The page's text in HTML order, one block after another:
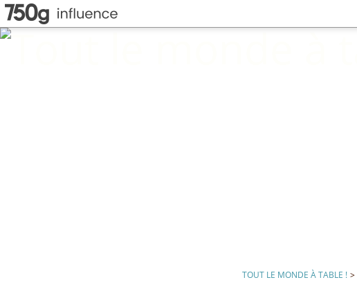
TOUT LE MONDE À TABLE ! >